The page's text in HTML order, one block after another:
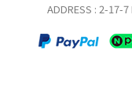
ADDRESS : 2-17-